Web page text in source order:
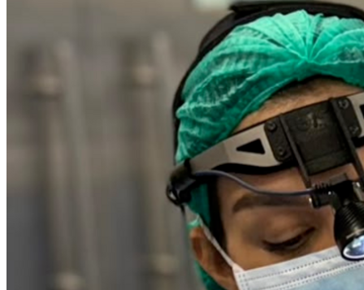
Internacional